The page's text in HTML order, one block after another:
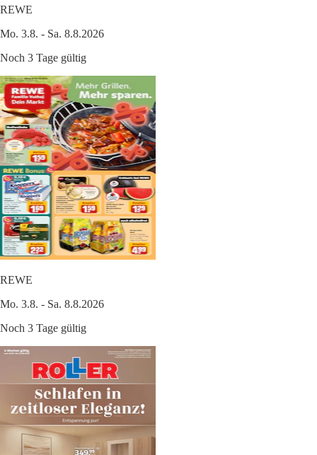
REWE
Mo. 3.8. - Sa. 8.8.2026
Noch 3 Tage gültig
REWE
Mo. 3.8. - Sa. 8.8.2026
Noch 3 Tage gültig